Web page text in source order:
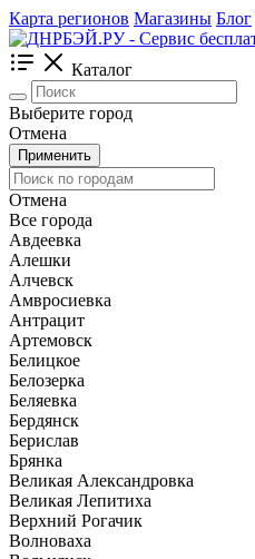
Карта регионов Магазины Блог
Каталог
Выберите город
Отмена
Применить
Отмена
Все города
Авдеевка
Алешки
Алчевск
Амвросиевка
Антрацит
Артемовск
Белицкое
Белозерка
Беляевка
Бердянск
Берислав
Брянка
Великая Александровка
Великая Лепитиха
Верхний Рогачик
Волноваха